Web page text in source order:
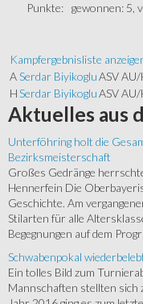
Punkte: gewonnen: 5,
Kampfergebnisliste
ASerdar BiyikogluASV
HSerdar BiyikogluASV
Aktuelles aus
Unterföhring holt die
Bezirksmeisterschaft
Großes Gedränge
Hennerfein Die
Geschichte. Am
Stilarten für alle
Begegnungen auf dem
Schwabenpokal
Ein tolles Bild zum
Mannschaften stellten sich